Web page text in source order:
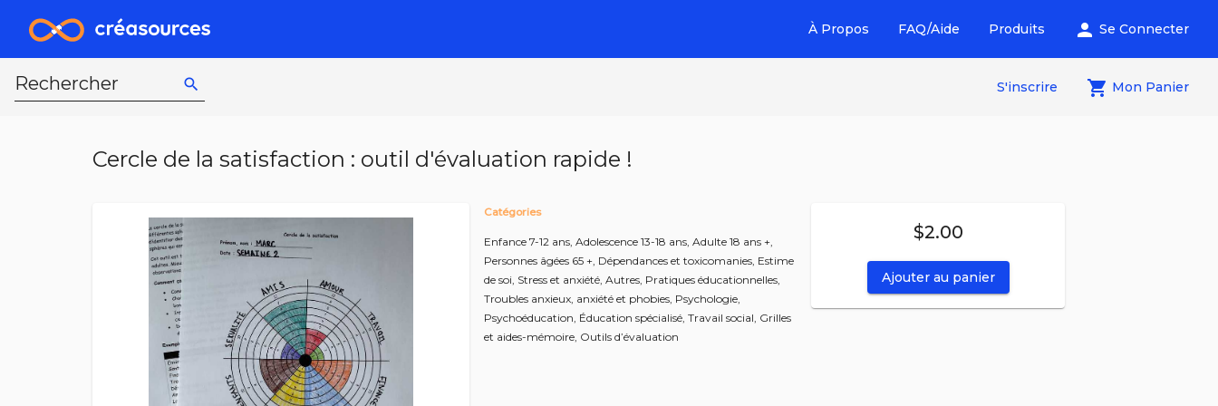
À Propos FAQ/Aide Produits person Se Connecter
Rechercher search S'inscrire local_grocery_store Mon Panier
Cercle de la satisfaction : outil d'évaluation rapide !
Catégories
Enfance 7-12 ans, Adolescence 13-18 ans, Adulte 18 ans +,
Personnes âgées 65 +, Dépendances et toxicomanies, Estime
de soi, Stress et anxiété, Autres, Pratiques éducationnelles,
Troubles anxieux, anxiété et phobies, Psychologie,
Psychoéducation, Éducation spécialisé, Travail social, Grilles
et aides-mémoire, Outils d’évaluation
$2.00
Ajouter au panier